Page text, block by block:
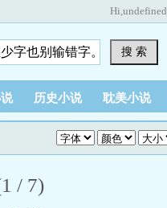
Hi,undefined
搜 索
历史小说 耽美小说
/ 7)